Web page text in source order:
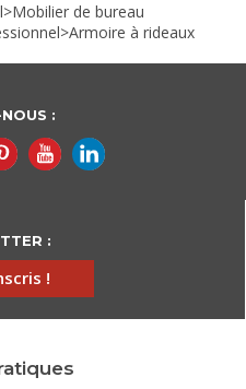
>Mobilier de bureau
>Armoire à rideaux
:
:
!